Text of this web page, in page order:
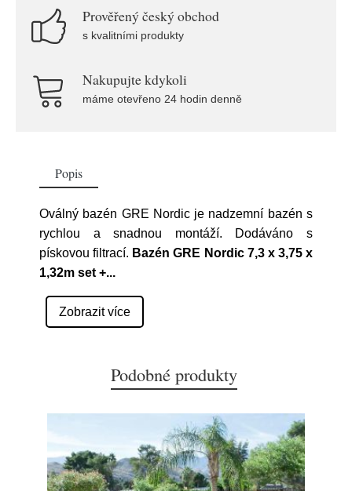
Prověřený český obchod
s kvalitními produkty
Nakupujte kdykoli
máme otevřeno 24 hodin denně
Popis
Oválný bazén GRE Nordic je nadzemní bazén s
rychlou a snadnou montáží. Dodáváno s
pískovou filtrací. Bazén GRE Nordic 7,3 x 3,75 x
1,32m set +...
Zobrazit více
Podobné produkty